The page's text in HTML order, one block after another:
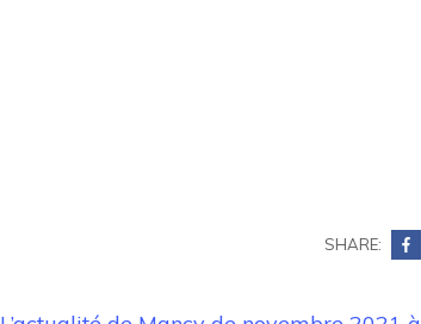
SHARE: